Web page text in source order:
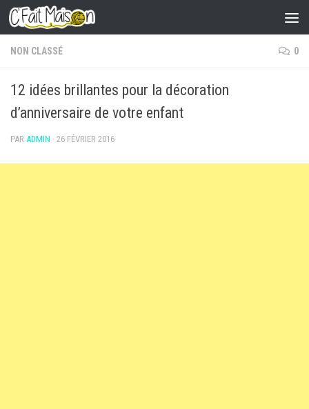
Skip to content
NON CLASSÉ 0
12 idées brillantes pour la décoration
d’anniversaire de votre enfant
PAR ADMIN · 26 FÉVRIER 2016